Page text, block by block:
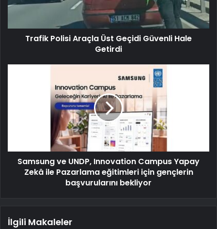
Trafik Polisi Araçla Üst Geçidi Güvenli Hale
Getirdi
Samsung ve UNDP, Innovation Campus Yapay
Zekâ ile Pazarlama eğitimleri için gençlerin
başvurularını bekliyor
İlgili Makaleler